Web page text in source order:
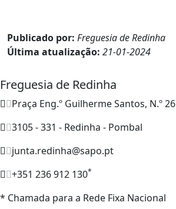
Publicado por: Freguesia de Redinha
Última atualização: 21-01-2024
Freguesia de Redinha
Praça Eng.º Guilherme Santos, N.º 26
3105 - 331 - Redinha - Pombal
junta.redinha@sapo.pt
+351 236 912 130*
* Chamada para a Rede Fixa Nacional